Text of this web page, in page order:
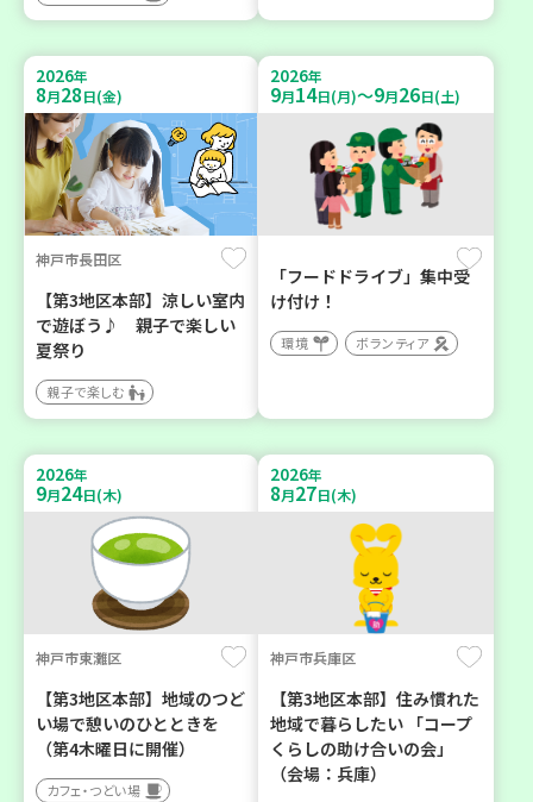
2026年
8月28日(金)
神戸市長田区
【第3地区本部】涼しい室内
で遊ぼう♪ 親子で楽しい
夏祭り
親子で楽しむ
2026年
9月14日(月)～9月26日(土)
「フードドライブ」集中受
け付け！
環境 ボランティア
2026年
9月24日(木)
神戸市東灘区
【第3地区本部】地域のつど
い場で憩いのひとときを
（第4木曜日に開催）
カフェ・つどい場
2026年
8月27日(木)
神戸市兵庫区
【第3地区本部】住み慣れた
地域で暮らしたい 「コープ
くらしの助け合いの会」
（会場：兵庫）